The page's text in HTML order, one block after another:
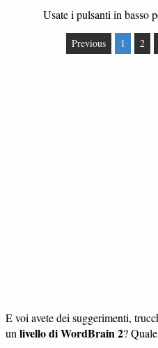
Usate i pulsanti in basso
Previous 1 2
E voi avete dei suggerimenti,
un livello di WordBrain 2?